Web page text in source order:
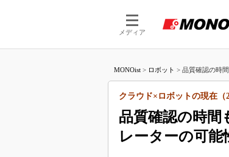
メディア
MONOist > ロボット > 品質確認の時
品質確認の時間
レーターの可能
クラウド×ロボットの現在（2